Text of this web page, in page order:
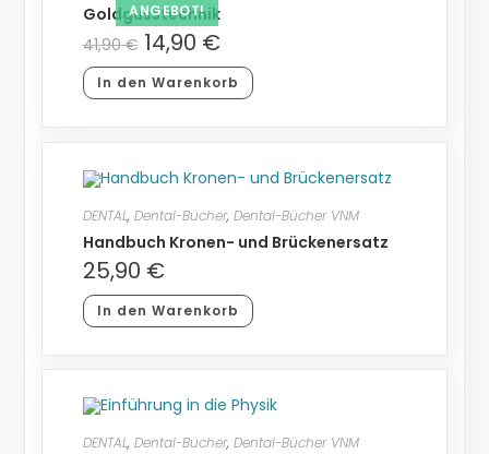
ANGEBOT!
Goldgusstechnik
41,90€ 14,90 €
In den Warenkorb
DENTAL, Dental-Bücher, Dental-Bücher VNM
Handbuch Kronen- und Brückenersatz
25,90 €
In den Warenkorb
DENTAL, Dental-Bücher, Dental-Bücher VNM